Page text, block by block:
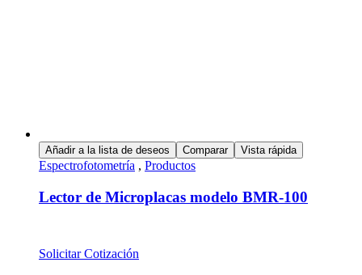
Añadir a la lista de deseos Comparar Vista rápida
Espectrofotometría , Productos
Lector de Microplacas modelo BMR-100
Solicitar Cotización